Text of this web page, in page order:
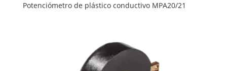
Potenciómetro de plástico conductivo MPA20/21